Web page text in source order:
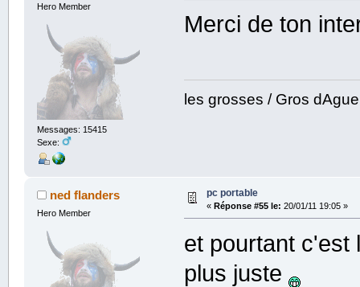
Hero Member
Messages: 15415
Sexe:
Merci de ton
les grosses / Gros
ned flanders
Hero Member
pc portable
« Réponse #55 le: 20/01/11 19:05 »
et pourtant c'est
plus juste